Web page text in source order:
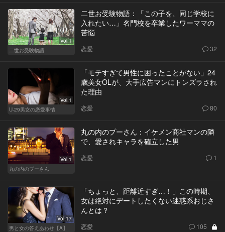
Vol.1
二世お受験物語
二世お受験物語：「この子を、同じ学校に
入れたい…」名門校を卒業したワーママの
苦悩
恋愛 32
Vol.1
U-29男女の恋愛事情
「モテすぎて男性に困ったことがない」24
歳美女OLが、大手広告マンにトンズラされ
た理由
恋愛 80
Vol.1
丸の内のプーさん
丸の内のプーさん：イケメン商社マンの隣
で、愛されキャラを確立した男
恋愛 1
Vol.17
男と女の答えあわせ【A】
「ちょっと、距離近すぎ…！」この時期、
女は絶対にデートしたくない迷惑系おじさ
んとは？
恋愛 105